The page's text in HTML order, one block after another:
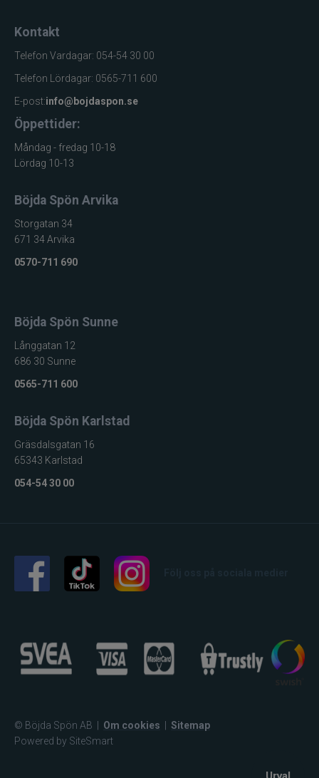
Kontakt
Telefon Vardagar: 054-54 30 00
Telefon Lördagar: 0565-711 600
E-post:info@bojdaspon.se
Öppettider:
Måndag - fredag 10-18
Lördag 10-13
Böjda Spön Arvika
Storgatan 34
671 34 Arvika
0570-711 690
Böjda Spön Sunne
Långgatan 12
686 30 Sunne
0565-711 600
Böjda Spön Karlstad
Gräsdalsgatan 16
65343 Karlstad
054-54 30 00
© Böjda Spön AB | Om cookies | Sitemap
Powered by SiteSmart